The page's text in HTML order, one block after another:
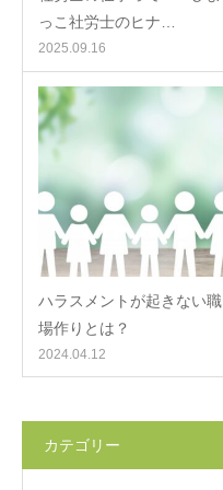
っこ社労士のヒナ…
2025.09.16
ハラスメントが起きない職
場作りとは？
2024.04.12
カテゴリー